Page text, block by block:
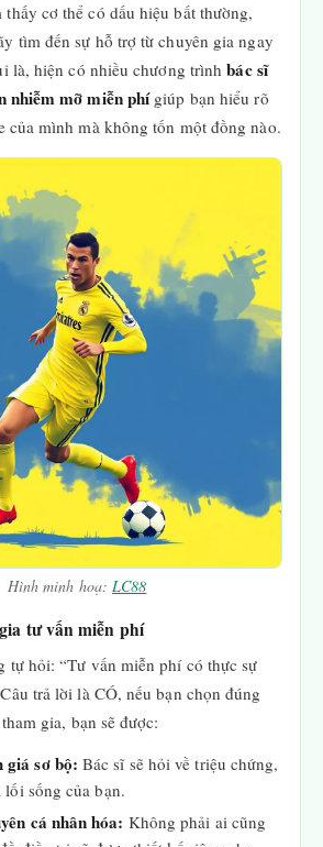
thấy cơ thể có dấu hiệu bất thường,
tìm đến sự hỗ trợ từ chuyên gia ngay
là, hiện có nhiều chương trìnhbác sĩ
nhiễm mỡ miễn phígiúp bạn hiểu rõ
của mình mà không tốn một đồng nào.
Hình minh hoạ: LC88
tư vấn miễn phí
tự hỏi: “Tư vấn miễn phí có thực sự
trả lời là CÓ, nếu bạn chọn đúng
gia, bạn sẽ được:
giá sơ bộ: Bác sĩ sẽ hỏi về triệu chứng,
sống của bạn.
cá nhân hóa: Không phải ai cũng